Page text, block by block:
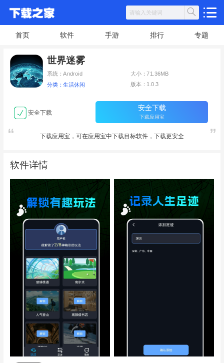
首页 软件 手游 排行 专题
世界迷雾
系统：Android 大小：71.36MB
分类：生活休闲 版本：1.0.3
安全下载
安全下载
下载应用宝
下载应用宝，可在应用宝中下载目标软件，下载更安全
软件详情